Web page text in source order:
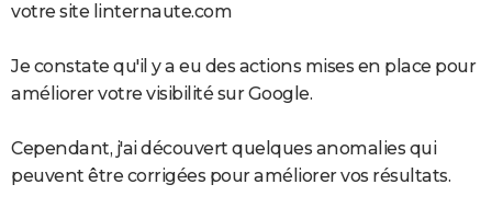
votre site linternaute.com
Je constate qu'il y a eu des actions mises en place pour
améliorer votre visibilité sur Google.
Cependant, j'ai découvert quelques anomalies qui
peuvent être corrigées pour améliorer vos résultats.